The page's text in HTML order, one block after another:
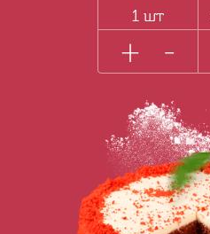
1 шт
+ -